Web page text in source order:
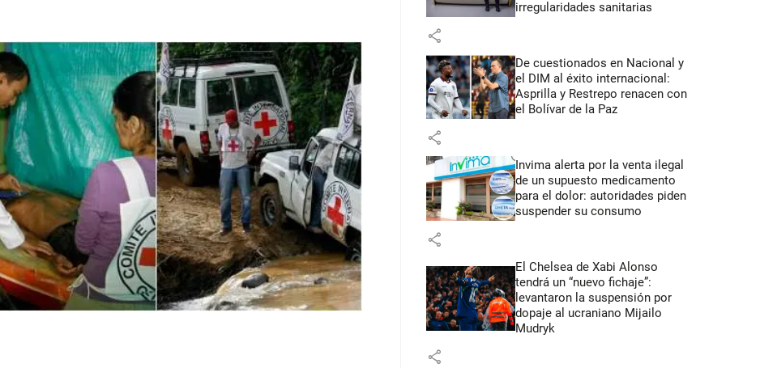
irregularidades sanitarias
share
De cuestionados en Nacional y
el DIM al éxito internacional:
Asprilla y Restrepo renacen con
el Bolívar de la Paz
share
Invima alerta por la venta ilegal
de un supuesto medicamento
para el dolor: autoridades piden
suspender su consumo
share
El Chelsea de Xabi Alonso
tendrá un “nuevo fichaje”:
levantaron la suspensión por
dopaje al ucraniano Mijailo
Mudryk
share